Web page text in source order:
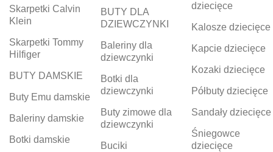
Skarpetki Calvin
Klein
Skarpetki Tommy
Hilfiger
BUTY DAMSKIE
Buty Emu damskie
Baleriny damskie
Botki damskie
BUTY DLA
DZIEWCZYNKI
Baleriny dla
dziewczynki
Botki dla
dziewczynki
Buty zimowe dla
dziewczynki
Buciki
dziecięce
Kalosze dziecięce
Kapcie dziecięce
Kozaki dziecięce
Półbuty dziecięce
Sandały dziecięce
Śniegowce
dziecięce